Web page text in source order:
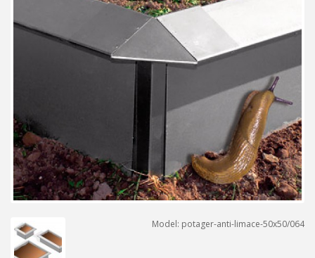
Model: potager-anti-limace-50x50/064